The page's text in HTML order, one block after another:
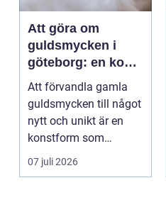
Att göra om
guldsmycken i
göteborg: en konst
att förnya det
gamla
Att förvandla gamla
guldsmycken till något
nytt och unikt är en
konstform som
kombinerar
traditionel...
07 juli 2026